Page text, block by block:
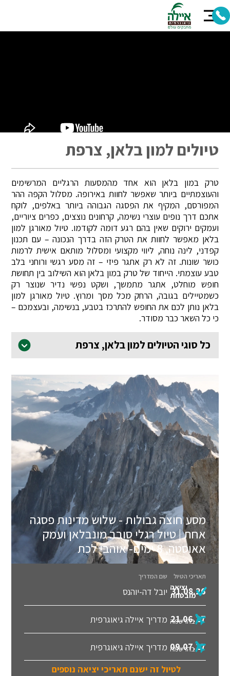
טיולים למון בלאן, צרפת
טרק במון בלאן הוא אחד מהמסעות הרגליים המרשימים
והעוצמתיים ביותר שאפשר לחוות באירופה. מסלול הקפה ההר
המפורסם, המקיף את הפסגה הגבוהה ביותר באלפים, לוקח
אתכם דרך נופים עוצרי נשימה, קרחונים נוצצים, כפרים ציוריים,
ועמקים ירוקים שאין בהם רגע דומה לקודמו. טיול מאורגן למון
בלאן מאפשר לחוות את הטרק הזה בדרך הנכונה – עם תכנון
קפדני, לינה נוחה, ליווי מקצועי ומסלול מותאם אישית לרמות
כושר שונות. זה לא רק אתגר פיזי – זה מסע רגשי ורוחני בלב
טבע עוצמתי. הייחוד של טרק במון בלאן הוא השילוב בין תחושת
חופש מוחלט, אתגר מתמשך, ושקט נפשי נדיר שנוצר רק
כשמטיילים בגובה, הרחק מכל מסך ומרוץ. טיול מאורגן למון
בלאן נותן לכם את החופש להתרכז בטבע, בנשימה, ובעצמכם –
כי כל השאר כבר מסודר.
כל סוגי הטיולים למון בלאן, צרפת
מסע חוצה גבולות - שלוש מדינות פסגה
אחת | טיול רגלי סובב מונבלאן ועמק
אאוסטה, 8 ימים- אוהבי לכת
תאריכי הטיול שם המדריך
31.08.26 יובל דה-יוהנס יציאה
מובטחת
21.06.27 מדריך איילה גיאוגרפית בהרשמה
09.07.27 מדריך איילה גיאוגרפית בהרשמה
לטיול זה ישנם תאריכי יציאה נוספים